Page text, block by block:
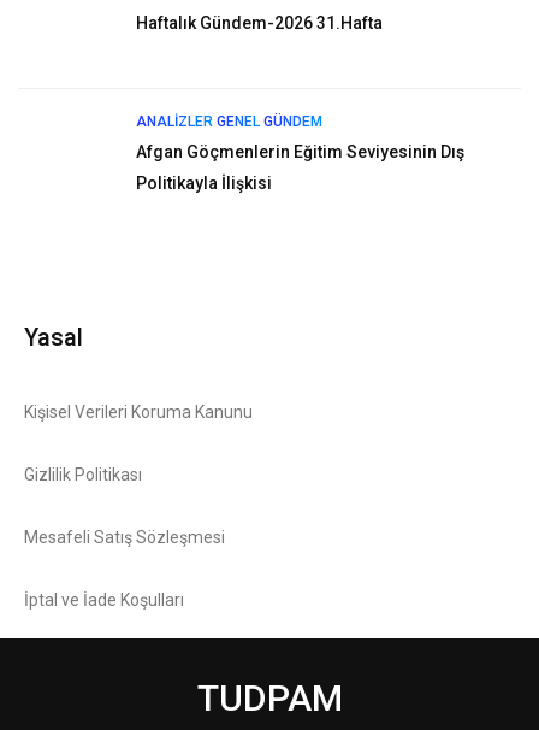
Haftalık Gündem-2026 31.Hafta
ANALIZLER GENEL GÜNDEM
Afgan Göçmenlerin Eğitim Seviyesinin Dış
Politikayla İlişkisi
Yasal
Kişisel Verileri Koruma Kanunu
Gizlilik Politikası
Mesafeli Satış Sözleşmesi
İptal ve İade Koşulları
TUDPAM